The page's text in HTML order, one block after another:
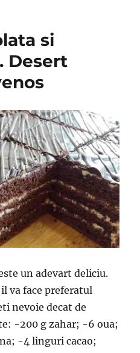
si
Desert
un adevart deliciu.
va face preferatul
nevoie decat de
-200 g zahar; -6 oua;
-4 linguri cacao;